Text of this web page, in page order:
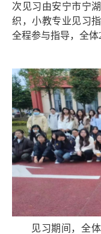
次见习由安宁市宁
织，小教专业见习
全程参与指导，全体
见习期间，全